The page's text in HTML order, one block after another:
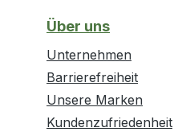
Über uns
Unternehmen
Barrierefreiheit
Unsere Marken
Kundenzufriedenheit